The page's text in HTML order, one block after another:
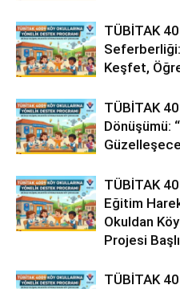
TÜBİTAK
Keşfet,
TÜBİTAK
Dönüşümü:
TÜBİTAK
Eğitim
Okuldan
Projesi
TÜBİTAK